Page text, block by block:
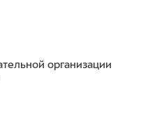
организации